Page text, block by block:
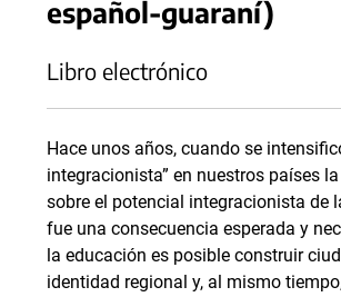
español-guaraní)
Libro electrónico
Hace unos años, cuando se
integracionista” en nuestros países
sobre el potencial integracionista de
fue una consecuencia esperada y
la educación es posible construir
identidad regional y, al mismo